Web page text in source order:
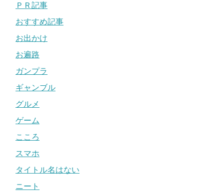
ＰＲ記事
おすすめ記事
お出かけ
お遍路
ガンプラ
ギャンブル
グルメ
ゲーム
こころ
スマホ
タイトル名はない
ニート